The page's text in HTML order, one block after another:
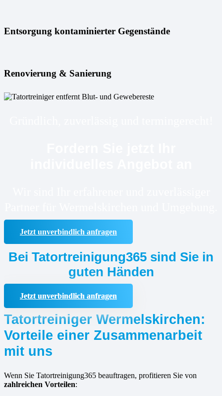
Entsorgung kontaminierter Gegenstände
Renovierung & Sanierung
Jetzt unverbindlich anfragen
Bei Tatortreinigung365 sind Sie in
guten Händen
Jetzt unverbindlich anfragen
Tatortreiniger Wermelskirchen:
Vorteile einer Zusammenarbeit
mit uns
Wenn Sie Tatortreinigung365 beauftragen, profitieren Sie von
zahlreichen Vorteilen: